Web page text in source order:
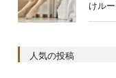
けル
人気の投稿